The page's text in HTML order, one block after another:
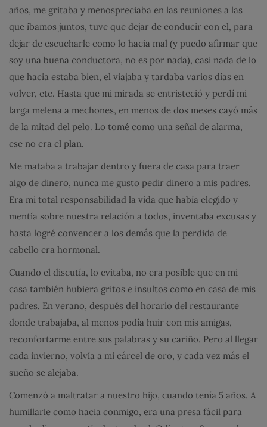
años, me gritaba y menospreciaba en las reuniones a las
que íbamos juntos, tuve que dejar de conducir con el, para
dejar de escucharle como lo hacia mal (y puedo afirmar que
soy una buena conductora, no es por nada), casi nada de lo
que hacia estaba bien, el viajaba y tardaba varios días en
volver, etc. Hasta que mi mirada se entristeció y perdí mi
larga melena a mechones, en menos de dos meses cayó más
de la mitad del pelo. Lo tomé como una señal de alarma,
ese no era el plan.
Me mataba a trabajar dentro y fuera de casa para traer
algo de dinero, nunca me gusto pedir dinero a mis padres.
Era mi total responsabilidad la vida que había elegido y
mentía sobre nuestra relación a todos, inventaba excusas y
hasta logré convencer a los demás que la perdida de
cabello era hormonal.
Cuando el discutía, lo evitaba, no era posible que en mi
casa también hubiera gritos e insultos como en casa de mis
padres. En verano, después del horario del restaurante
donde trabajaba, al menos podía huir con mis amigas,
reconfortarme entre sus palabras y su cariño. Pero al llegar
cada invierno, volvía a mi cárcel de oro, y cada vez más el
sueño se alejaba.
Comenzó a maltratar a nuestro hijo, cuando tenía 5 años. A
humillarle como hacia conmigo, era una presa fácil para